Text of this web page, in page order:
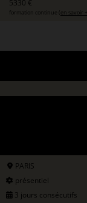
5330 €
formation continue ( en savoir +
PARIS
présentiel
3 jours consécutifs